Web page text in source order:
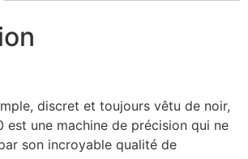
discret et toujours vêtu de noir,
est une machine de précision qui ne
son incroyable qualité de